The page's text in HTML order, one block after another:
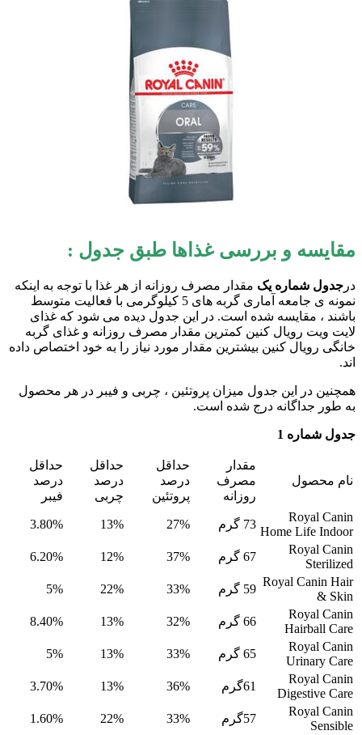
مقایسه و بررسی غذاها طبق جدول :
در جدول شماره یک مقدار مصرف روزانه از هر غذا با توجه به اینکه
نمونه ی جامعه آماری گربه های 5 کیلوگرمی با فعالیت متوسط
باشند ، مقایسه شده است. در این جدول دیده می شود که غذای
لایت ویت رویال کنین کمترین مقدار مصرف روزانه و غذای گربه
خانگی رویال کنین بیشترین مقدار مورد نیاز را به خود اختصاص داده
اند.
همچنین در این جدول میزان پروتئین ، چربی و فیبر در هر محصول
به طور جداگانه درج شده است.
جدول شماره 1
نام محصول
مقدار
مصرف
روزانه
حداقل
درصد
پروتئین
حداقل
درصد
چربی
حداقل
درصد
فیبر
Royal Canin
Home Life Indoor
73 گرم 27%
13%
3.80%
Royal Canin
Sterilized
67 گرم 37%
12%
6.20%
Royal Canin Hair
& Skin
59 گرم 33%
22%
5%
Royal Canin
Hairball Care
66 گرم 32%
13%
8.40%
Royal Canin
Urinary Care
65 گرم 33%
13%
5%
Royal Canin
Digestive Care
61گرم 36%
13%
3.70%
Royal Canin
Sensible
57گرم 33%
22%
1.60%